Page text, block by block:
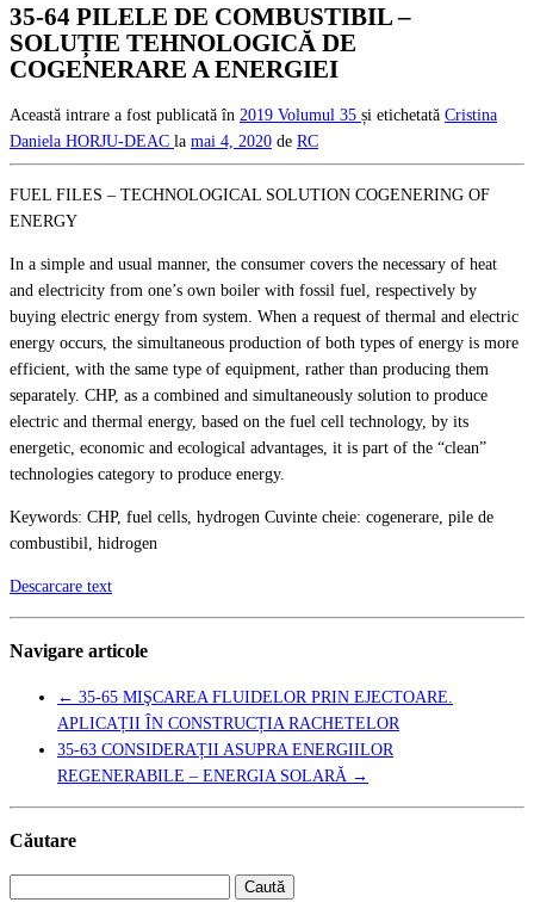
35-64 PILELE DE COMBUSTIBIL –
SOLUȚIE TEHNOLOGICĂ DE
COGENERARE A ENERGIEI
Această intrare a fost publicată în 2019 Volumul 35 și etichetată Cristina
Daniela HORJU-DEAC la mai 4, 2020 de RC
FUEL FILES – TECHNOLOGICAL SOLUTION COGENERING OF
ENERGY
In a simple and usual manner, the consumer covers the necessary of heat
and electricity from one’s own boiler with fossil fuel, respectively by
buying electric energy from system. When a request of thermal and electric
energy occurs, the simultaneous production of both types of energy is more
efficient, with the same type of equipment, rather than producing them
separately. CHP, as a combined and simultaneously solution to produce
electric and thermal energy, based on the fuel cell technology, by its
energetic, economic and ecological advantages, it is part of the “clean”
technologies category to produce energy.
Keywords: CHP, fuel cells, hydrogen Cuvinte cheie: cogenerare, pile de
combustibil, hidrogen
Descarcare text
Navigare articole
← 35-65 MIŞCAREA FLUIDELOR PRIN EJECTOARE.
APLICAȚII ÎN CONSTRUCȚIA RACHETELOR
35-63 CONSIDERAȚII ASUPRA ENERGIILOR
REGENERABILE – ENERGIA SOLARĂ →
Căutare